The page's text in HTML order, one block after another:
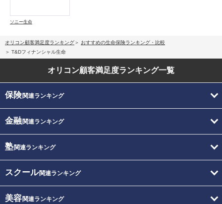
ソニー生命
オリコン顧客満足度ランキング
おすすめの生命保険ランキング・比較
T&Dフィナンシャル生命
オリコン顧客満足度ランキング一覧
保険関連ランキング
金融関連ランキング
塾関連ランキング
スクール関連ランキング
美容関連ランキング